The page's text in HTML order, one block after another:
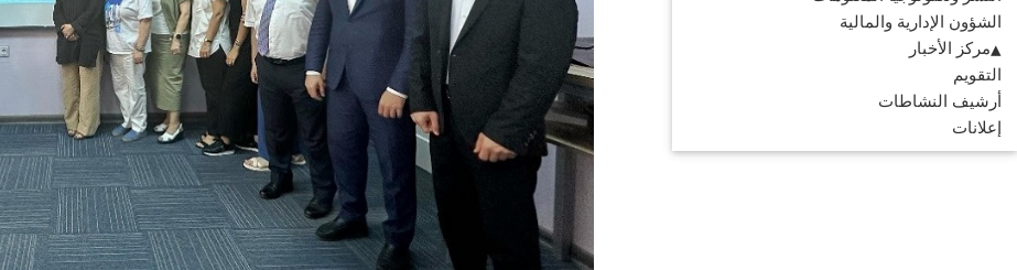
الشؤون الإدارية والمالية
مركز الأخبار
التقويم
أرشيف النشاطات
إعلانات